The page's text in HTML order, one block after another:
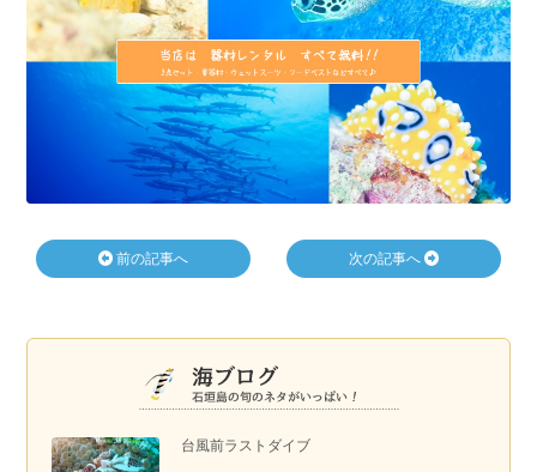
台風前ラストダイブ
前の記事へ 次の記事へ